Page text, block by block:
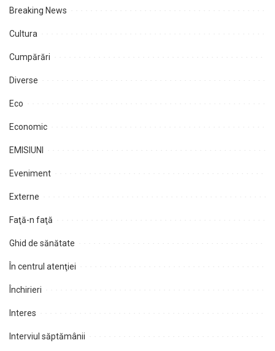
Breaking News
Cultura
Cumpărări
Diverse
Eco
Economic
EMISIUNI
Eveniment
Externe
Faţă-n faţă
Ghid de sănătate
În centrul atenţiei
Închirieri
Interes
Interviul săptămânii